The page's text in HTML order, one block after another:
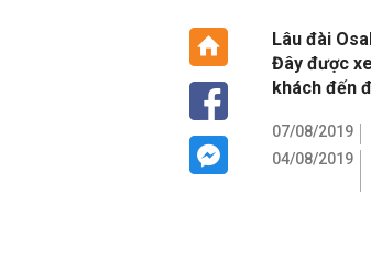
Lâu đài
Đây được
khách đến
07/08/2019
04/08/2019